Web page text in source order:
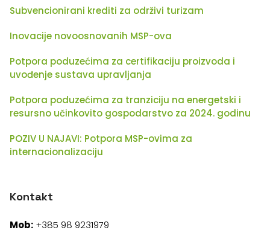
Vrsta:Kratkoročni, revolving ili dugoročni kredit za
Korisnici:
ustanove, fizičke osobe koje samostalno obavljaju
djelatnost, poslovni subjekti javnog sektora
Iznos:iznad 50.000,00 EUR
Kamatna stopa:5% (uz moguća umanjenja, ovisno o
Poček: do 2 godine za dugoročne kredite
financiranje tekućeg poslovanja (npr. nabava sirovine,
Subvencionirani krediti za održivi turizam
Inovacije novoosnovanih MSP-ova
Potpora poduzećima za certifikaciju proizvoda i
uvođenje sustava upravljanja
Potpora poduzećima za tranziciju na energetski i
resursno učinkovito gospodarstvo za 2024. godinu
POZIV U NAJAVI: Potpora MSP-ovima za
internacionalizaciju
Kontakt
Mob: +385 98 9231979